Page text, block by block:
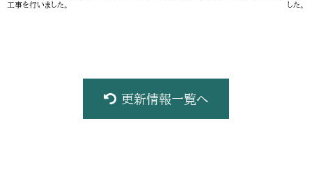
工事を行いました。
した。
更新情報一覧へ